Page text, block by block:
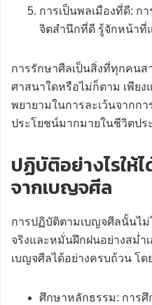
การเป็นพลเมืองที่ดี: ก
จิตสำนึกที่ดี รู้จักหน้าที่
การรักษาศีลเป็นสิ่งที่ทุกคนส
ศาสนาใดหรือไม่ก็ตาม เพีย
พยายามในการละเว้นจากก
ประโยชน์มากมายในชีวิตปร
ปฏิบัติอย่างไรให้
จากเบญจศีล
การปฏิบัติตามเบญจศีลนั้นไม่
จริงและหมั่นฝึกฝนอย่างสม่ำ
เบญจศีลได้อย่างครบถ้วน โ
ศึกษาหลักธรรม: การ